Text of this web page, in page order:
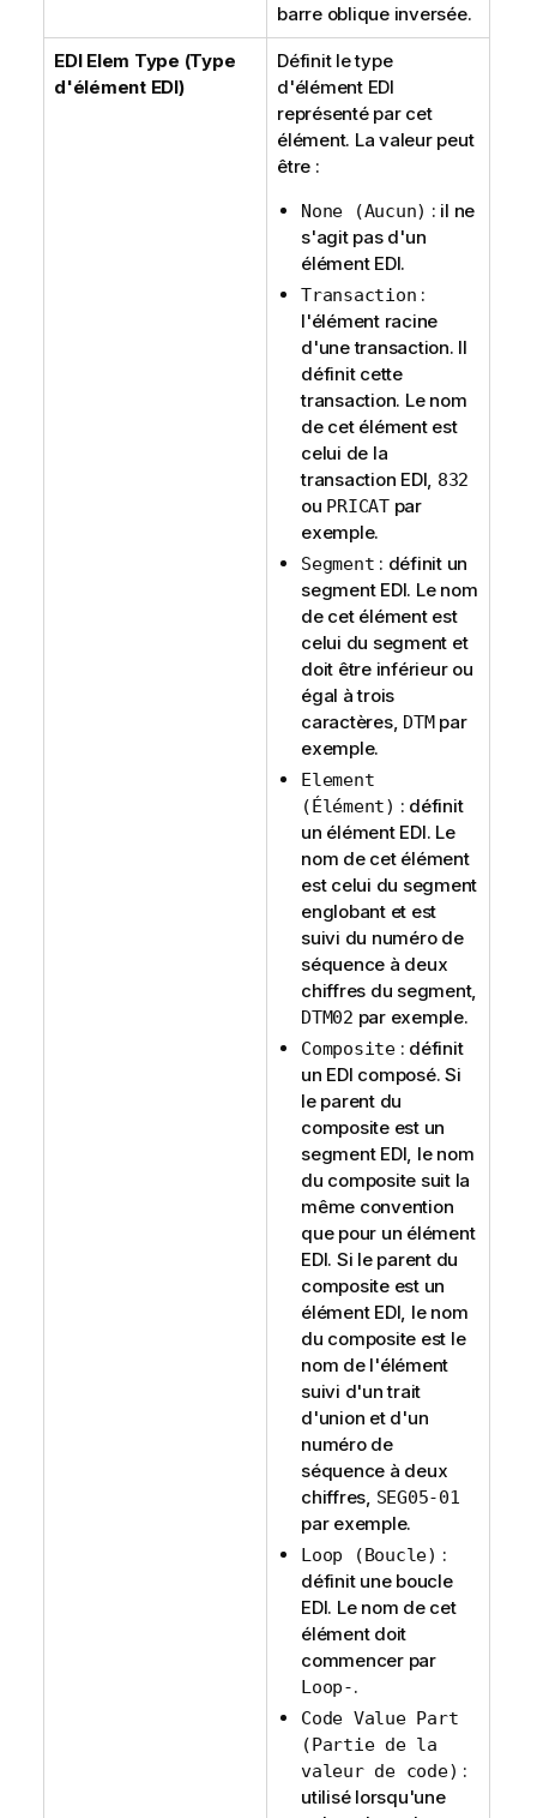
barre oblique inversée.
EDI Elem Type (Type
d'élément EDI)
Définit le type
d'élément EDI
représenté par cet
élément. La valeur peut
être :
None (Aucun) : il ne
s'agit pas d'un
élément EDI.
Transaction :
l'élément racine
d'une transaction. Il
définit cette
transaction. Le nom
de cet élément est
celui de la
transaction EDI, 832
ou PRICATpar
exemple.
Segment : définit un
segment EDI. Le nom
de cet élément est
celui du segment et
doit être inférieur ou
égal à trois
caractères, DTMpar
exemple.
Element
(Élément) : définit
un élément EDI. Le
nom de cet élément
est celui du segment
englobant et est
suivi du numéro de
séquence à deux
chiffres du segment,
DTM02 par exemple.
Composite: définit
un EDI composé. Si
le parent du
composite est un
segment EDI, le nom
du composite suit la
même convention
que pour un élément
EDI. Si le parent du
composite est un
élément EDI, le nom
du composite est le
nom de l'élément
suivi d'un trait
d'union et d'un
numéro de
séquence à deux
chiffres, SEG05-01
par exemple.
Loop (Boucle) :
définit une boucle
EDI. Le nom de cet
élément doit
commencer par
Loop-.
Code Value Part
(Partie de la
valeur de code) :
utilisé lorsqu'une